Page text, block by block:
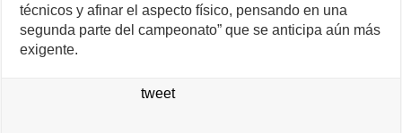
técnicos y afinar el aspecto físico, pensando en una
segunda parte del campeonato” que se anticipa aún más
exigente.
tweet